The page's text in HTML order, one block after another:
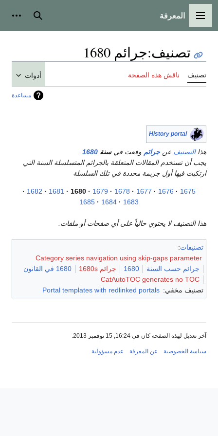
القائمة الرئيسية
المعرفة بحث
تصنيف:جرائم 1680
تصنيف ناقش هذه الصفحة أدوات
مساعدة
History portal
هذاالتصنيف عنجرائم وقعت فيسنة 1680
يجب أن تستخدم المقالات المتعلقة بالجرائم المتسلسلة السنة التي
ارتكبت فيها أول جريمة محددة في تلك السلسلة
1675
1676
1677
1678
1679
1680
1681
1682
1683
1684
1685
هذا التصنيف لا يحتوي حالياً على أي صفحات أو ملفات.
تصنيفات:
Category series navigation using skip-gaps parameter
جرائم حسب السنة
1680 جرائم 1680s
1680 في القانون
CatAutoTOC generates no TOC
تصنيف مخفي: Portal templates with redlinked portals
آخر تعديل لهذه الصفحة كان في 16:24, 15 نوفمبر 2013.
سياسة الخصوصية عن المعرفة عدم مسؤولية